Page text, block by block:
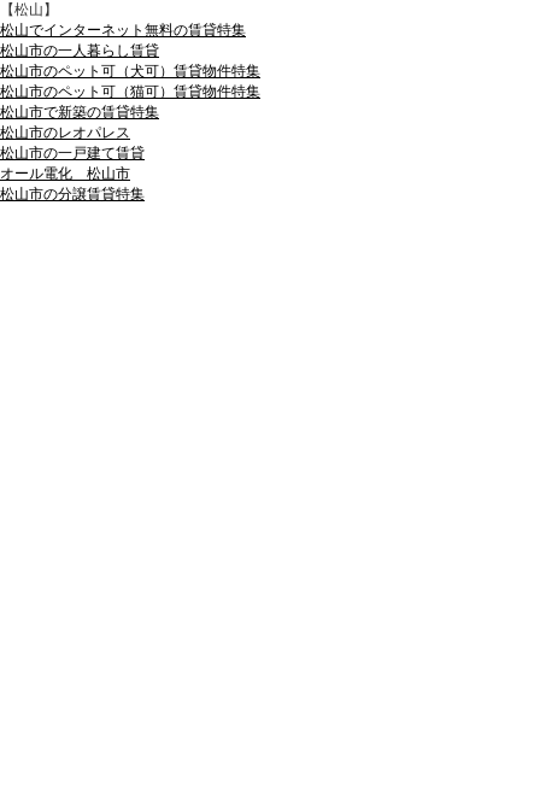
【松山】
松山でインターネット無料の賃貸特集
松山市の一人暮らし賃貸
松山市のペット可（犬可）賃貸物件特集
松山市のペット可（猫可）賃貸物件特集
松山市で新築の賃貸特集
松山市のレオパレス
松山市の一戸建て賃貸
オール電化 松山市
松山市の分譲賃貸特集